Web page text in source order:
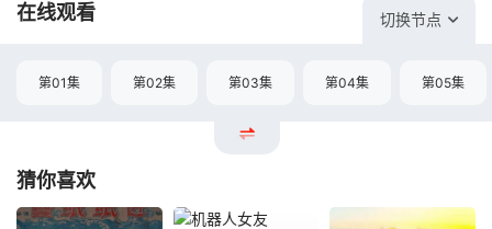
在线观看 切换节点
第01集 第02集 第03集 第04集 第05集
猜你喜欢